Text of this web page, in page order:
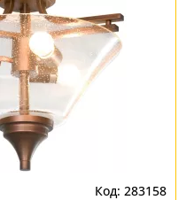
283158